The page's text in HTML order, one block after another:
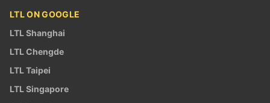
LTL ON GOOGLE
LTL Shanghai
LTL Chengde
LTL Taipei
LTL Singapore